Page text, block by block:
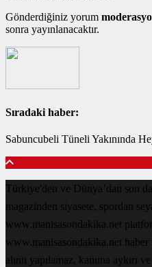
Gönderdiğiniz yorum
sonra yayınlanacaktır.
Sıradaki haber:
Sabuncubeli Tüneli Yakınında
Türkiye'den ve Dünya’dan son
magazinden siyasete, spordan
www.manisasondakika.net
www.manisasondakika.net
alıntı yapılamaz, kanuna aykırı